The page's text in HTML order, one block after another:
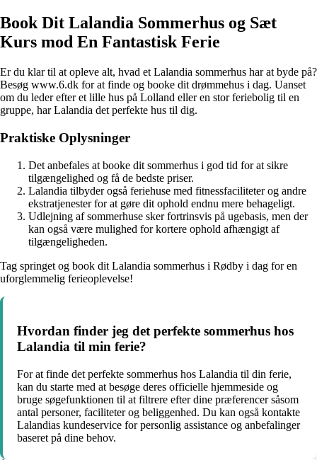
Book Dit Lalandia Sommerhus og Sæt
Kurs mod En Fantastisk Ferie
Er du klar til at opleve alt, hvad et Lalandia sommerhus har at byde på?
Besøg www.6.dk for at finde og booke dit drømmehus i dag. Uanset
om du leder efter et lille hus på Lolland eller en stor feriebolig til en
gruppe, har Lalandia det perfekte hus til dig.
Praktiske Oplysninger
Det anbefales at booke dit sommerhus i god tid for at sikre
tilgængelighed og få de bedste priser.
Lalandia tilbyder også feriehuse med fitnessfaciliteter og andre
ekstratjenester for at gøre dit ophold endnu mere behageligt.
Udlejning af sommerhuse sker fortrinsvis på ugebasis, men der
kan også være mulighed for kortere ophold afhængigt af
tilgængeligheden.
Tag springet og book dit Lalandia sommerhus i Rødby i dag for en
uforglemmelig ferieoplevelse!
Hvordan finder jeg det perfekte sommerhus hos
Lalandia til min ferie?
For at finde det perfekte sommerhus hos Lalandia til din ferie,
kan du starte med at besøge deres officielle hjemmeside og
bruge søgefunktionen til at filtrere efter dine præferencer såsom
antal personer, faciliteter og beliggenhed. Du kan også kontakte
Lalandias kundeservice for personlig assistance og anbefalinger
baseret på dine behov.